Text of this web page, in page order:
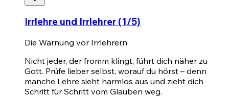
Irrlehre und Irrlehrer (1/5)
Die Warnung vor Irrlehrern
Nicht jeder, der fromm klingt, führt dich näher zu
Gott. Prüfe lieber selbst, worauf du hörst – denn
manche Lehre sieht harmlos aus und zieht dich
Schritt für Schritt vom Glauben weg.